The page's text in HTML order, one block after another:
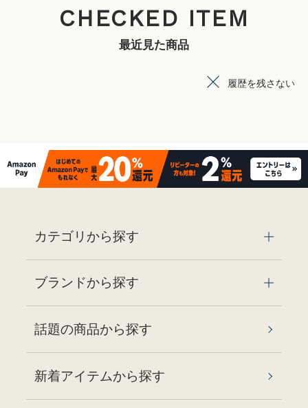
CHECKED ITEM
最近見た商品
履歴を残さない
カテゴリから探す
ブランドから探す
話題の商品から探す
新着アイテムから探す